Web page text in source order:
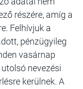
részére, amíg a
Felhívjuk a
pénzügyileg
vasárnap
nevezési
kerülnek. A